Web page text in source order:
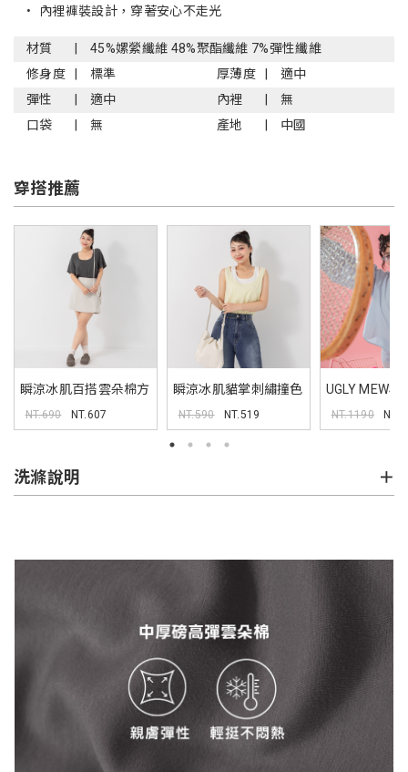
• 內裡褲裝設計，穿著安心不走光
材質
45%嫘縈纖維 48%聚酯纖維 7%彈性纖維
修身度
標準 厚薄度
適中
彈性
適中 內裡
無
口袋
無 產地 中國
穿搭推薦
瞬涼冰肌百搭雲朵棉方
領TEE
NT.690 NT.607
瞬涼冰肌貓掌刺繡撞色
背心
NT.590 NT.519
UGLY MEWS
外套
NT.1190
洗滌說明